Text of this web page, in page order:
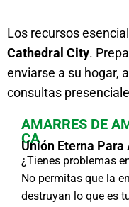
Los recursos
Cathedral City.
enviarse a su hogar,
consultas
AMARRES DE
CA
Unión Eterna
¿Tienes problemas
No permitas que la
destruyan lo que es